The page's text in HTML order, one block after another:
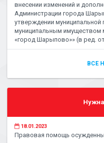
внесении изменений и
Администрации города
утверждении
муниципальным имуществом
«город Шарыпово»» (в ред.
ВСЕ
18.01.2023
Правовая помощь